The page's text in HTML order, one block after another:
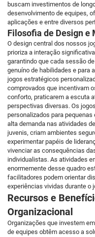
buscam investimentos de
desenvolvimento de equipes,
aplicações e entre diversos
Filosofia de Design e
O design central dos nossos
prioriza a interação
garantindo que cada sessão
genuíno de habilidades e para
jogos estratégicos
comprovados que incentivam
conforto, praticarem a escuta
perspectivas diversas. Os
personalizados para
alta demanda nas atividades
juvenis, criam ambientes
experimentar papéis de
vivenciar as consequências
individualistas. As atividades
enormemente desse quadro
facilitadores podem orientar
experiências vividas durante o
Recursos e
Organizacional
Organizações que investem
de equipes obtêm acesso a